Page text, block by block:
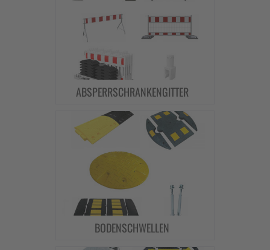
ABSPERRSCHRANKENGITTER
BODENSCHWELLEN